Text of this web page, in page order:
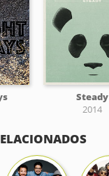
Steady
2014